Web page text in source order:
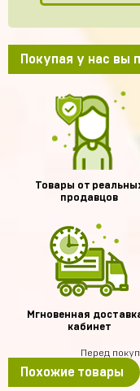
Покупая у нас вы
Товары от
продавцов
Мгновенная
кабинет
Перед
Похожие товары